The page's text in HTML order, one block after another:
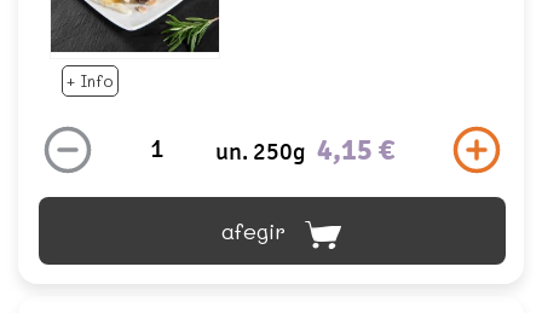
+ Info
un. 250g 4,15 €
afegir